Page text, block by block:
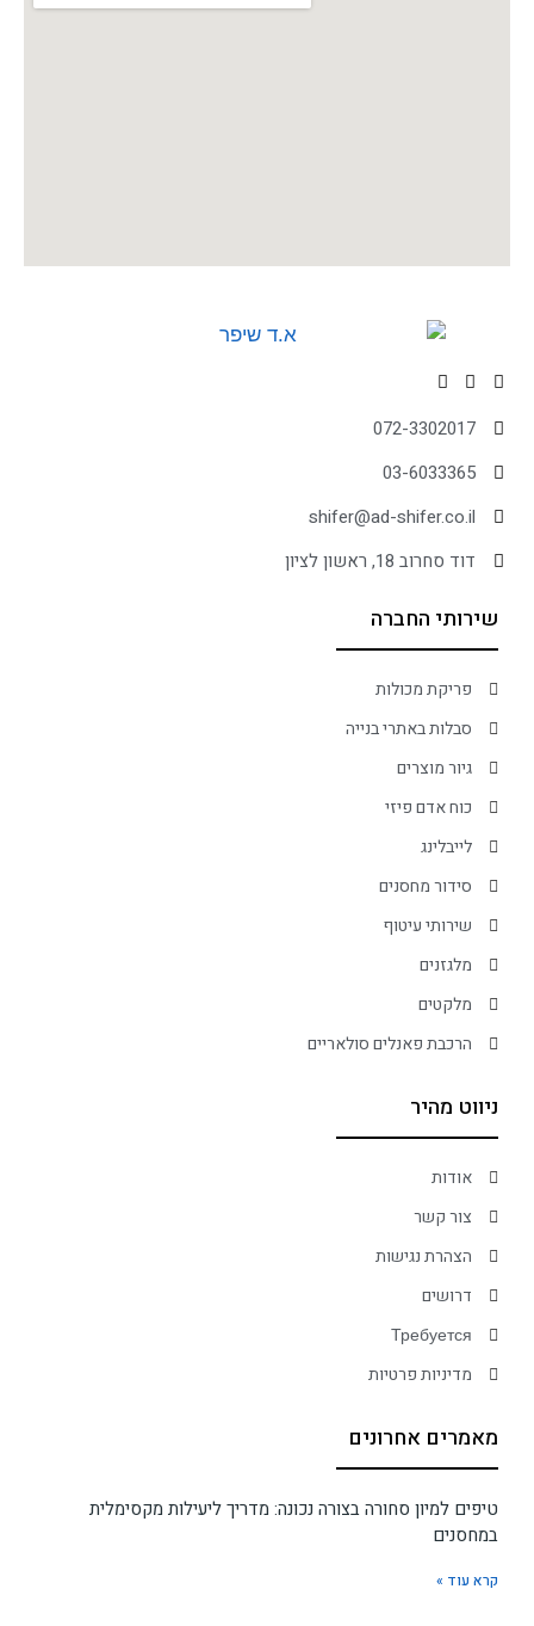
072-3302017
03-6033365
shifer@ad-shifer.co.il
דוד סחרוב 18, ראשון לציון
שירותי החברה
פריקת מכולות
סבלות באתרי בנייה
גיור מוצרים
כוח אדם פיזי
לייבלינג
סידור מחסנים
שירותי עיטוף
מלגזנים
מלקטים
הרכבת פאנלים סולאריים
ניווט מהיר
אודות
צור קשר
הצהרת נגישות
דרושים
Требуется
מדיניות פרטיות
מאמרים אחרונים
טיפים למיון סחורה בצורה נכונה: מדריך ליעילות מקסימלית
במחסנים
קרא עוד »